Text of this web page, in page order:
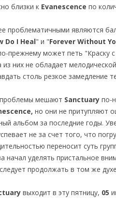
близки к Evanescence по
проблематичными являются
Do I Heal" и "Forever Without
прежнему может петь "Краску
из них не обладает
столь резкое замедление
мешают Sanctuary по-
но они не притупляют
альбом за последние годы.
не за счет того, что
переносит суть
начал уделять пристальное
продолжать в том же
выходит в эту пятницу, 05